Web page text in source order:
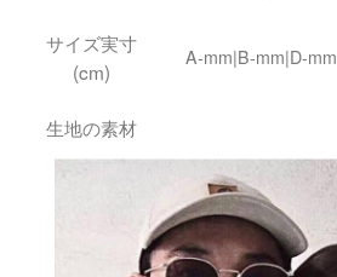
サイズ実寸
(cm)
A-mm|B-mm|D-mm
生地の素材